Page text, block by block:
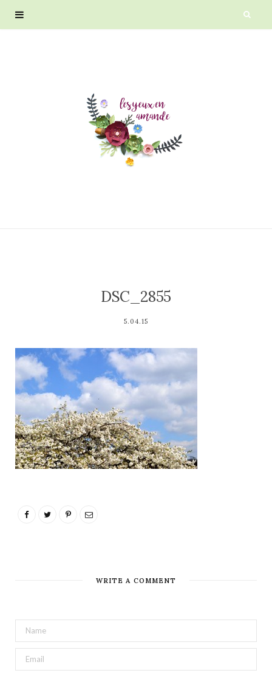
DSC_2855
5.04.15
WRITE A COMMENT